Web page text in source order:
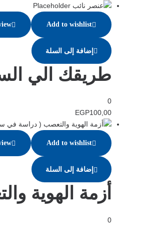
Add to wishlist
إضافة إلى السلة
طريقك الي
0
EGP100,00
Add to wishlist
إضافة إلى السلة
أزمة الهوية
0